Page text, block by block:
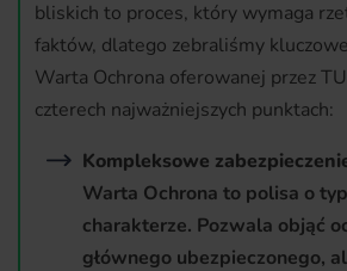
bliskich to proces, który wymaga
faktów, dlatego zebraliśmy
Warta Ochrona oferowanej przez
czterech najważniejszych punktach:
Kompleksowe
Warta Ochrona to polisa o
charakterze. Pozwala objąć
głównego ubezpieczonego,